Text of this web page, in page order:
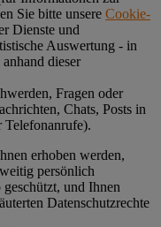
Sie bitte unsere Cookie-
Dienste und
Auswertung - in
dieser
Fragen oder
Chats, Posts in
Telefonanrufe).
erhoben werden,
persönlich
und Ihnen
Datenschutzrechte